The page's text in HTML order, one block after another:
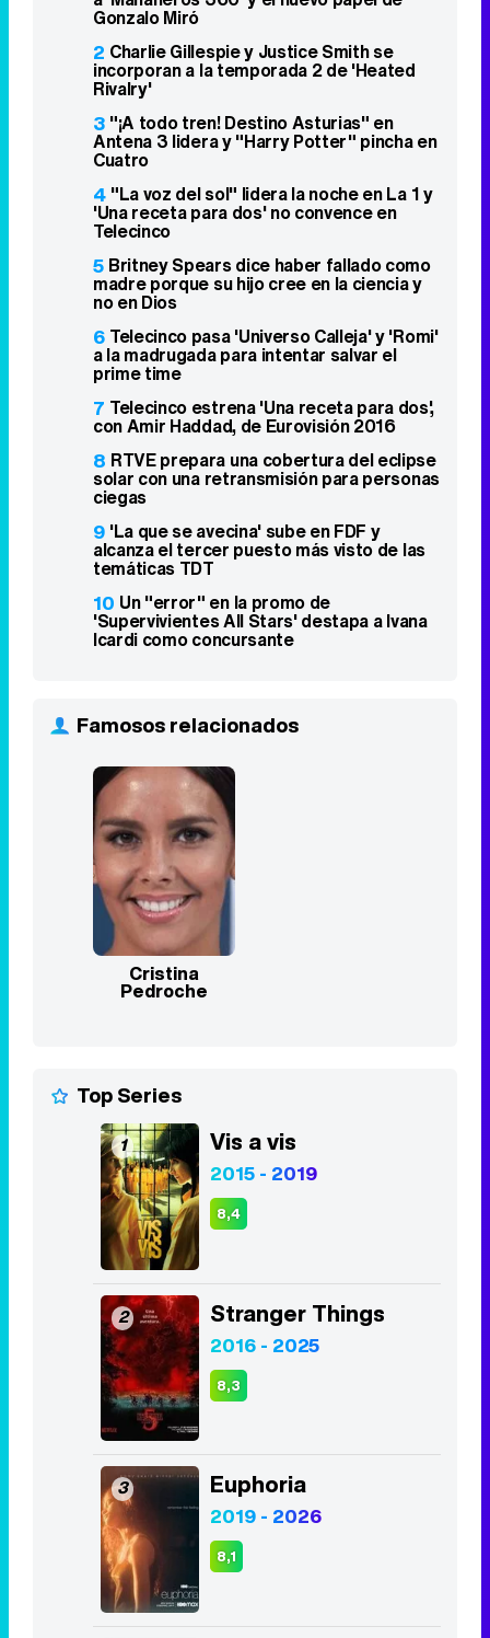
Gonzalo Miró
2 Charlie Gillespie y Justice Smith se
incorporan a la temporada 2 de 'Heated
Rivalry'
3 "¡A todo tren! Destino Asturias" en
Antena 3 lidera y "Harry Potter" pincha en
Cuatro
4 "La voz del sol" lidera la noche en La 1 y
'Una receta para dos' no convence en
Telecinco
5 Britney Spears dice haber fallado como
madre porque su hijo cree en la ciencia y
no en Dios
6 Telecinco pasa 'Universo Calleja' y 'Romi'
a la madrugada para intentar salvar el
prime time
7 Telecinco estrena 'Una receta para dos',
con Amir Haddad, de Eurovisión 2016
8 RTVE prepara una cobertura del eclipse
solar con una retransmisión para personas
ciegas
9 'La que se avecina' sube en FDF y
alcanza el tercer puesto más visto de las
temáticas TDT
10 Un "error" en la promo de
'Supervivientes All Stars' destapa a Ivana
Icardi como concursante
Famosos relacionados
Cristina
Pedroche
Top Series
1 Vis a vis
2015 - 2019
8,4
2 Stranger Things
2016 - 2025
8,3
3 Euphoria
2019 - 2026
8,1